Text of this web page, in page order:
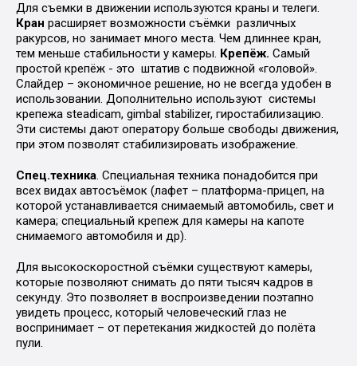
Для съемки в движении используются краны и телеги.
Кран расширяет возможности съёмки различных
ракурсов, но занимает много места. Чем длиннее кран,
тем меньше стабильности у камеры. Крепёж. Самый
простой крепёж - это штатив с подвижной «головой».
Слайдер – экономичное решение, но не всегда удобен в
использовании. Дополнительно используют системы
крепежа steadicam, gimbal stabilizer, гиростабилизацию.
Эти системы дают оператору больше свободы движения,
при этом позволят стабилизировать изображение.
Спец.техника. Специальная техника понадобится при
всех видах автосъёмок (лафет – платформа-прицеп, на
которой устанавливается снимаемый автомобиль, свет и
камера; специальный крепеж для камеры на капоте
снимаемого автомобиля и др).
Для высокоскоростной съёмки существуют камеры,
которые позволяют снимать до пяти тысяч кадров в
секунду. Это позволяет в воспроизведении поэтапно
увидеть процесс, который человеческий глаз не
воспринимает – от перетекания жидкостей до полёта
пули.